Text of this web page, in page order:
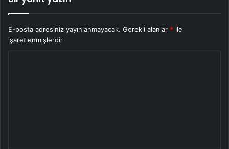
E-posta adresiniz yayınlanmayacak. Gerekli alanlar * ile
işaretlenmişlerdir